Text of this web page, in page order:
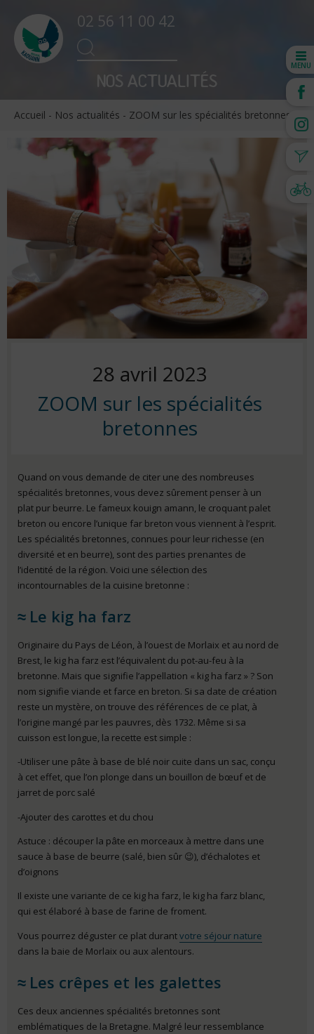
Search
for:
SEARCH
02 56 11 00 42
NOS ACTUALITÉS
MENU
Accueil - Nos actualités - ZOOM sur les spécialités bretonnes
Posted
on
28 avril 2023
ZOOM sur les spécialités
bretonnes
Quand on vous demande de citer une des nombreuses
spécialités bretonnes, vous devez sûrement penser à un
plat pur beurre. Le fameux kouign amann, le croquant palet
breton ou encore l’unique far breton vous viennent à l’esprit.
Les spécialités bretonnes, connues pour leur richesse (en
diversité et en beurre), sont des parties prenantes de
l’identité de la région. Voici une sélection des
incontournables de la cuisine bretonne :
Le kig ha farz
Originaire du Pays de Léon, à l’ouest de Morlaix et au nord de
Brest, le kig ha farz est l’équivalent du pot-au-feu à la
bretonne. Mais que signifie l’appellation « kig ha farz » ? Son
nom signifie viande et farce en breton. Si sa date de création
reste un mystère, on trouve des références de ce plat, à
l’origine mangé par les pauvres, dès 1732. Même si sa
cuisson est longue, la recette est simple :
-Utiliser une pâte à base de blé noir cuite dans un sac, conçu
à cet effet, que l’on plonge dans un bouillon de bœuf et de
jarret de porc salé
-Ajouter des carottes et du chou
Astuce : découper la pâte en morceaux à mettre dans une
sauce à base de beurre (salé, bien sûr 😉), d’échalotes et
d’oignons
Il existe une variante de ce kig ha farz, le kig ha farz blanc,
qui est élaboré à base de farine de froment.
Vous pourrez déguster ce plat durantvotre séjour nature
dans la baie de Morlaix ou aux alentours.
Les crêpes et les galettes
Ces deux anciennes spécialités bretonnes sont
emblématiques de la Bretagne. Malgré leur ressemblance